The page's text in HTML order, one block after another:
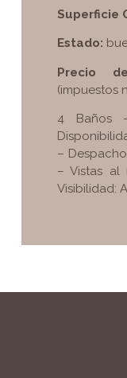
Superficie
Estado:
Precio
(impuestos
4 Baños
–
– Vistas al
Visibilidad: